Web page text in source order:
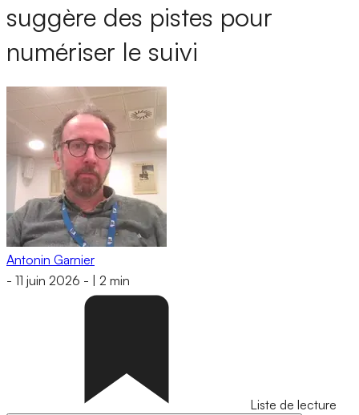
suggère des pistes pour
numériser le suivi
Antonin Garnier
- 11 juin 2026 - 2 min
Liste de lecture